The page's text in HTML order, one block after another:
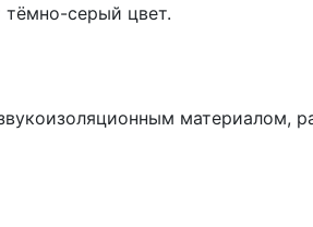
серый цвет.
материалом,